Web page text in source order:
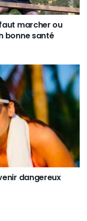
marcher ou
bonne santé
dangereux